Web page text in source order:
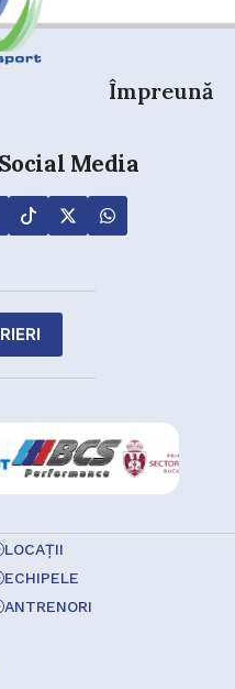
Împreună
Media
LOCAȚII
ECHIPELE
ANTRENORI